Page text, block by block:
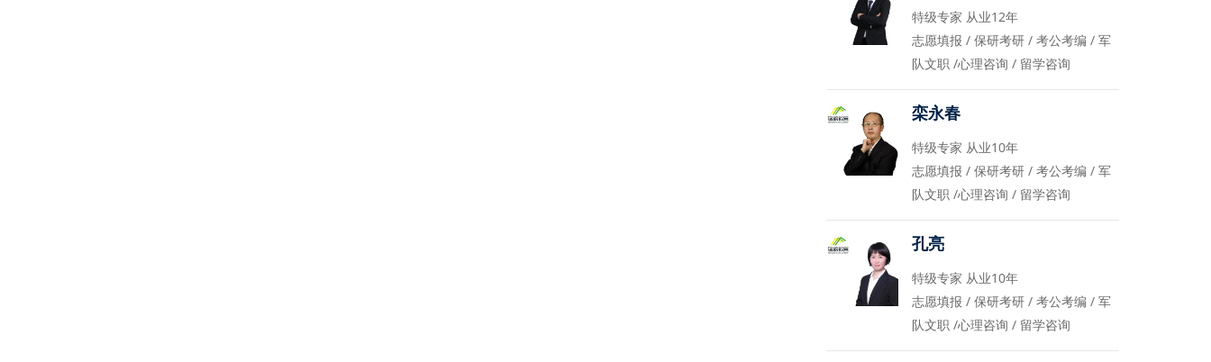
特级专家 从业12年
志愿填报 / 保研考研 / 考公考编 / 军
队文职 /心理咨询 / 留学咨询
栾永春
特级专家 从业10年
志愿填报 / 保研考研 / 考公考编 / 军
队文职 /心理咨询 / 留学咨询
孔亮
特级专家 从业10年
志愿填报 / 保研考研 / 考公考编 / 军
队文职 /心理咨询 / 留学咨询